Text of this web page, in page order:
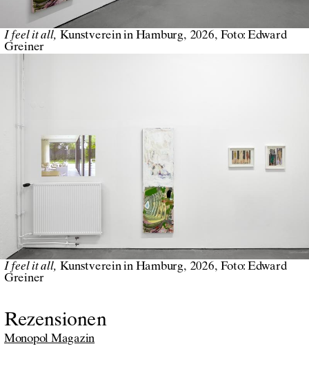
I feel it all Kunstverein in Hamburg 2026 Foto: Edward
Greiner
I feel it all Kunstverein in Hamburg 2026 Foto: Edward
Greiner
Rezensionen
Monopol Magazin